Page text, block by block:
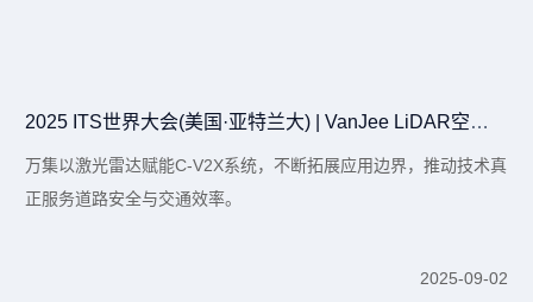
2025 ITS世界大会(美国·亚特兰大) | VanJee LiDAR空间数据如何赋能C-V2X？
万集以激光雷达赋能C-V2X系统，不断拓展应用边界，推动技术真
正服务道路安全与交通效率。
2025-09-02